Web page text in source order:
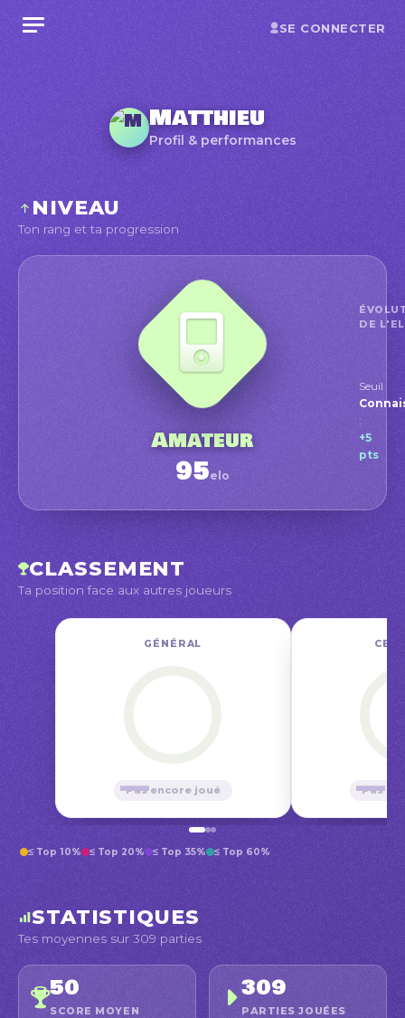
SE CONNECTER
Matthieu
Profil & performances
NIVEAU
Ton rang et ta progression
Amateur
95elo
DE
Position
Seuil
:
+5
pts
CLASSEMENT
Ta position face aux autres joueurs
GÉNÉRAL
—
Pas encore joué
CE
—
Pas
≤ Top 10% ≤ Top 20% ≤ Top 35% ≤ Top 60%
STATISTIQUES
Tes moyennes sur 309 parties
50
SCORE MOYEN
309
PARTIES JOUÉES